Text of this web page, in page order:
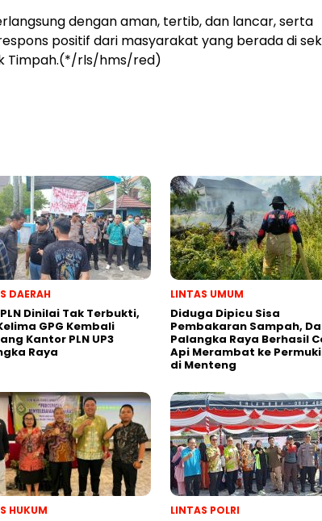
dengan aman, tertib, dan lancar, serta
positif dari masyarakat yang berada di
Timpah.(*/rls/hms/red)
DAERAH
Dinilai Tak Terbukti,
GPG Kembali
Kantor PLN UP3
Raya
LINTAS UMUM
Diduga Dipicu Sisa
Pembakaran Sampah,
Palangka Raya Berhasil
Api Merambat ke
di Menteng
HUKUM LINTAS POLRI